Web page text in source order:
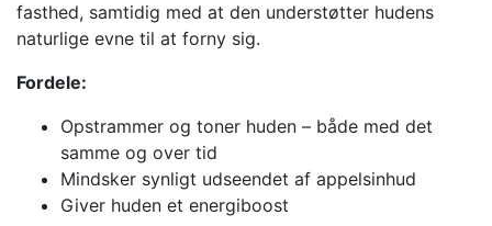
fasthed, samtidig med at den understøtter hudens
naturlige evne til at forny sig.
Fordele:
Opstrammer og toner huden – både med det
samme og over tid
Mindsker synligt udseendet af appelsinhud
Giver huden et energiboost